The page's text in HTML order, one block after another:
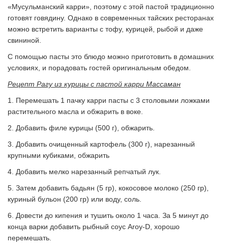
«Мусульманский карри», поэтому с этой пастой традиционно
готовят говядину. Однако в современных тайских ресторанах
можно встретить варианты с тофу, курицей, рыбой и даже
свининой.
С помощью пасты это блюдо можно приготовить в домашних
условиях, и порадовать гостей оригинальным обедом.
Рецепт Рагу из курицы с пастой карри Массаман
1. Перемешать 1 пачку карри пасты с 3 столовыми ложками
растительного масла и обжарить в воке.
2. Добавить филе курицы (500 г), обжарить.
3. Добавить очищенный картофель (300 г), нарезанный
крупными кубиками, обжарить
4. Добавить мелко нарезанный репчатый лук.
5. Затем добавить бадьян (5 гр), кокосовое молоко (250 гр),
куриный бульон (200 гр) или воду, соль.
6. Довести до кипения и тушить около 1 часа. За 5 минут до
конца варки добавить рыбный соус Aroy-D, хорошо
перемешать.